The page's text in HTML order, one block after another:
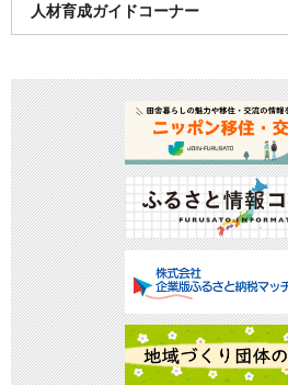
人材育成ガイドコーナー